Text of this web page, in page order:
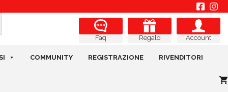
Faq Regalo Account
COMMUNITY REGISTRAZIONE RIVENDITORI